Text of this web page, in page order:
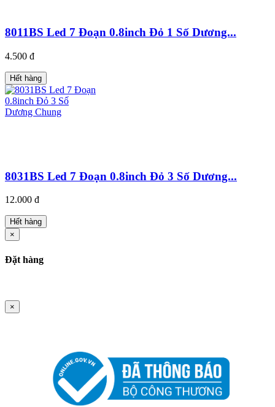
8011BS Led 7 Đoạn 0.8inch Đỏ 1 Số Dương...
4.500 đ
Hết hàng
8031BS Led 7 Đoạn 0.8inch Đỏ 3 Số Dương...
12.000 đ
Hết hàng
×
Đặt hàng
×